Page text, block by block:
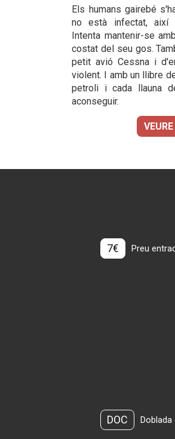
Els humans gairebé
no està infectat, així
Intenta mantenir-se
costat del seu gos.
petit avió Cessna i
violent. I amb un llibre
petroli i cada llauna
aconseguir.
7€ Preu
DOC Doblada